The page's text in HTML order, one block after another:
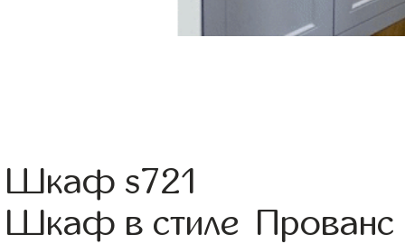
Шкаф s721
Шкаф в стиле Прованс